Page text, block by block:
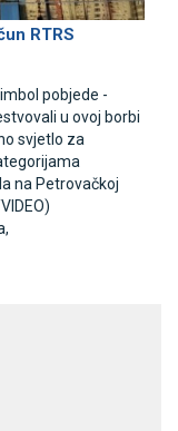
RTRS
pobjede -
u ovoj borbi
svjetlo za
na Petrovačkoj